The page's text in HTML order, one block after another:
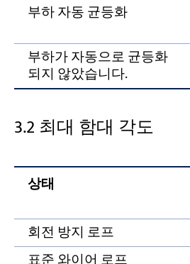
부하 자동 균등화
부하가 자동으로 균등화
되지 않았습니다.
3.2 최대 함대 각도
상태
회전 방지 로프